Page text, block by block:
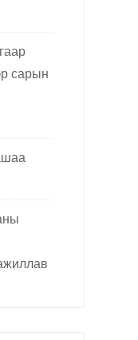
сарын